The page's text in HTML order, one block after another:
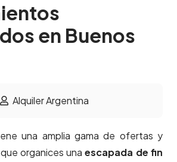
en Buenos
Alquiler Argentina
una amplia gama de ofertas y
organices unaescapada de fin